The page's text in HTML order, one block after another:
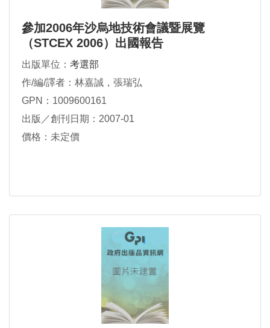
參加2006年沙烏地技術會議暨展覽
（STCEX 2006）出國報告
出版單位： 考選部
作/編/譯者：林嘉誠，張瑞弘
GPN：1009600161
出版／創刊日期：2007-01
價格：未定價